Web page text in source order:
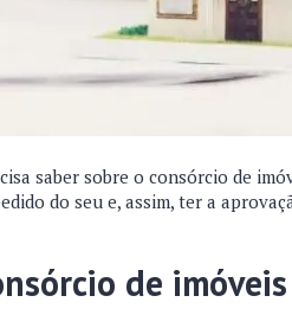
saber sobre o consórcio de
do seu e, assim, ter a
de imóveis